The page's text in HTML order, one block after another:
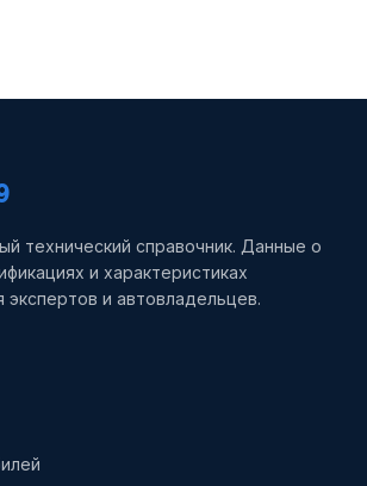
технический справочник. Данные о
и характеристиках
и автовладельцев.